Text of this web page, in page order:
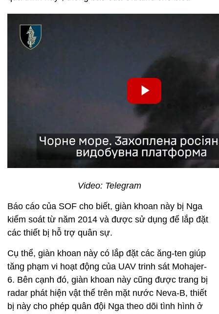
Video: Telegram
Báo cáo của SOF cho biết, giàn khoan này bị Nga
kiểm soát từ năm 2014 và được sử dụng để lắp đặt
các thiết bị hỗ trợ quân sự.
Cụ thể, giàn khoan này có lắp đặt các ăng-ten giúp
tăng phạm vi hoạt động của UAV trinh sát Mohajer-
6. Bên cạnh đó, giàn khoan này cũng được trang bị
radar phát hiện vật thể trên mặt nước Neva-B, thiết
bị này cho phép quân đội Nga theo dõi tình hình ở